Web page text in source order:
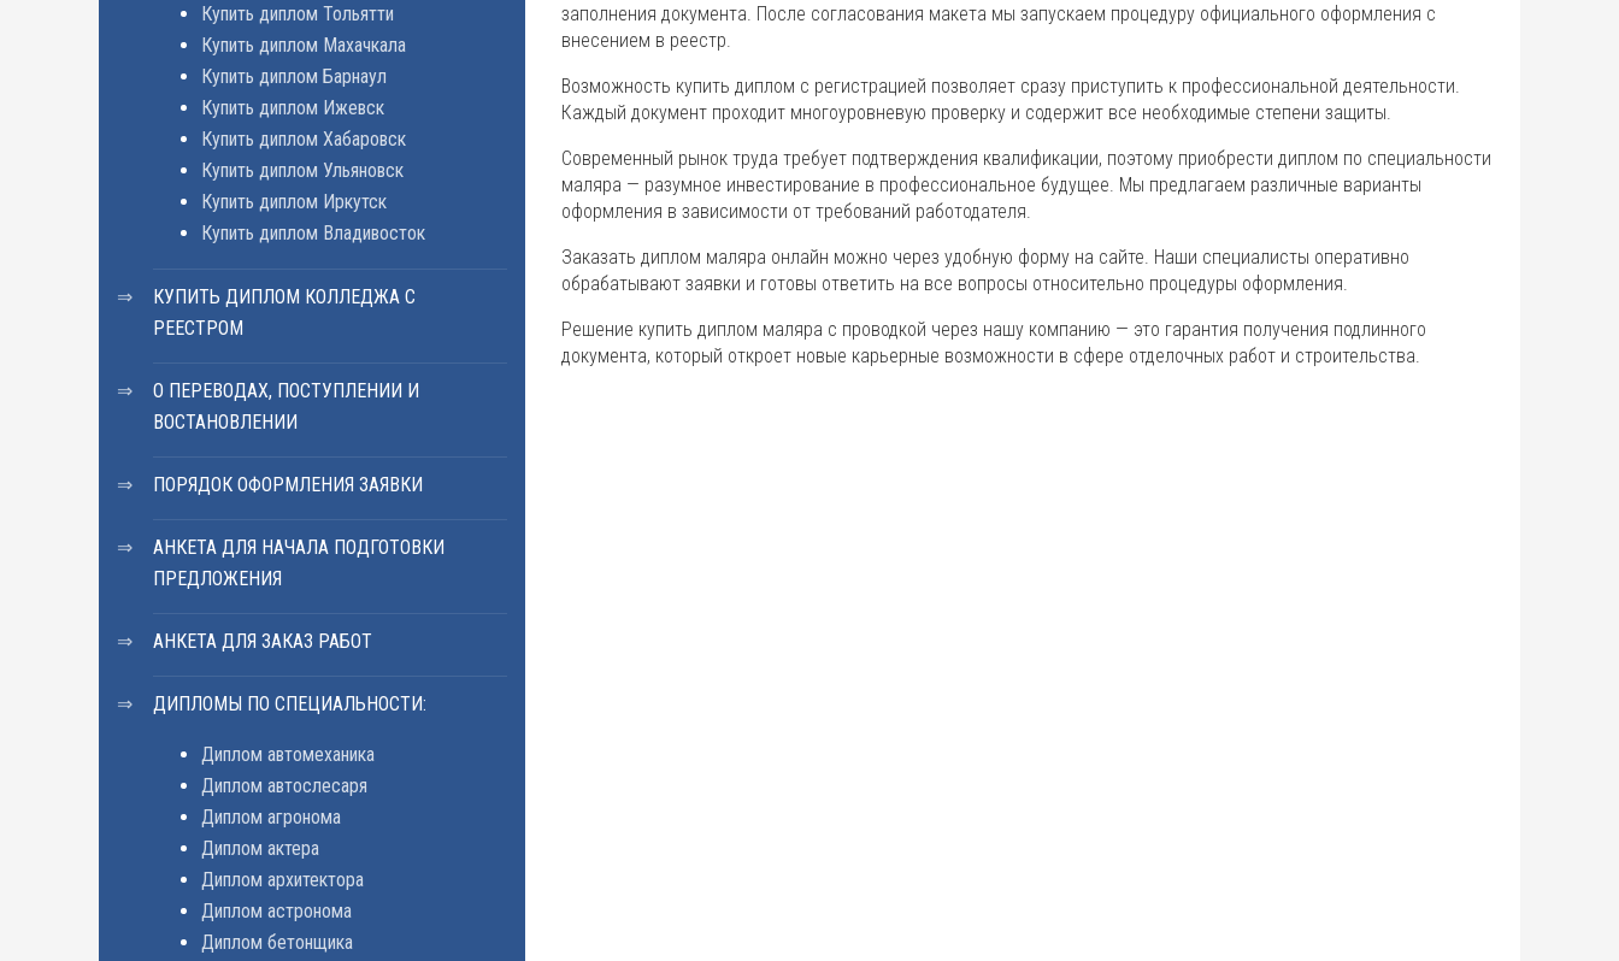
Купить диплом Тольятти
Купить диплом Махачкала
Купить диплом Барнаул
Купить диплом Ижевск
Купить диплом Хабаровск
Купить диплом Ульяновск
Купить диплом Иркутск
Купить диплом Владивосток
КУПИТЬ ДИПЛОМ КОЛЛЕДЖА С
РЕЕСТРОМ
О ПЕРЕВОДАХ, ПОСТУПЛЕНИИ И
ВОСТАНОВЛЕНИИ
ПОРЯДОК ОФОРМЛЕНИЯ ЗАЯВКИ
АНКЕТА ДЛЯ НАЧАЛА ПОДГОТОВКИ
ПРЕДЛОЖЕНИЯ
АНКЕТА ДЛЯ ЗАКАЗ РАБОТ
ДИПЛОМЫ ПО СПЕЦИАЛЬНОСТИ:
Диплом автомеханика
Диплом автослесаря
Диплом агронома
Диплом актера
Диплом архитектора
Диплом астронома
Диплом бетонщика
заполнения документа. После согласования макета мы запускаем процедуру официального оформления с
внесением в реестр.
Возможность купить диплом с регистрацией позволяет сразу приступить к профессиональной деятельности.
Каждый документ проходит многоуровневую проверку и содержит все необходимые степени защиты.
Современный рынок труда требует подтверждения квалификации, поэтому приобрести диплом по специальности
маляра — разумное инвестирование в профессиональное будущее. Мы предлагаем различные варианты
оформления в зависимости от требований работодателя.
Заказать диплом маляра онлайн можно через удобную форму на сайте. Наши специалисты оперативно
обрабатывают заявки и готовы ответить на все вопросы относительно процедуры оформления.
Решение купить диплом маляра с проводкой через нашу компанию — это гарантия получения подлинного
документа, который откроет новые карьерные возможности в сфере отделочных работ и строительства.